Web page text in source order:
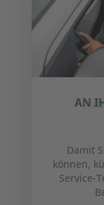
AN
Damit
können,
Service-